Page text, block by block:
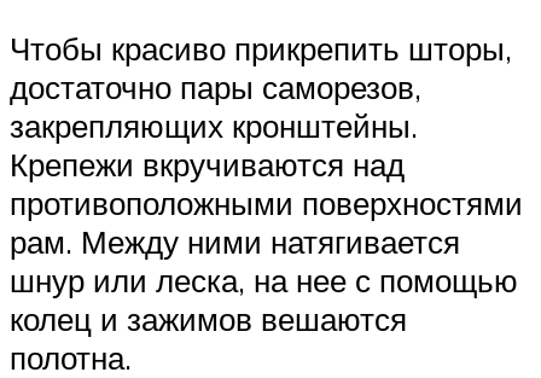
Чтобы красиво прикрепить шторы,
достаточно пары саморезов,
закрепляющих кронштейны.
Крепежи вкручиваются над
противоположными поверхностями
рам. Между ними натягивается
шнур или леска, на нее с помощью
колец и зажимов вешаются
полотна.